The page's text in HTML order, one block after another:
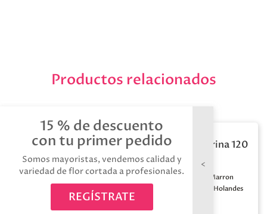
15 % de descuento
con tu primer pedido
Somos mayoristas, vendemos calidad y
variedad de flor cortada a profesionales.
REGÍSTRATE
Productos relacionados
Berk natural purpurina 120
x5t
Medida:120cm
Marron
Holandes
Tallos: